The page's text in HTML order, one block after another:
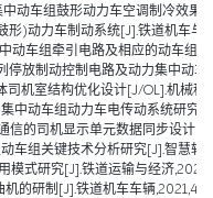
动车组鼓形动力车空调制冷效
形)动力车制动系统[J].铁道机车
动车组牵引电路及相应的动车组
停放制动控制电路及动力集中动
司机室结构优化设计[J/OL].机械科
中动车组动力车电传动系统研究
信的司机显示单元数据同步设计
车组关键技术分析研究[J].智慧
模式研究[J].铁道运输与经济
机的研制[J].铁道机车车辆